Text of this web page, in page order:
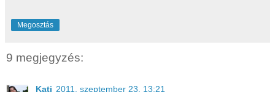
Megosztás
9 megjegyzés:
Kati 2011. szeptember 23. 13:21